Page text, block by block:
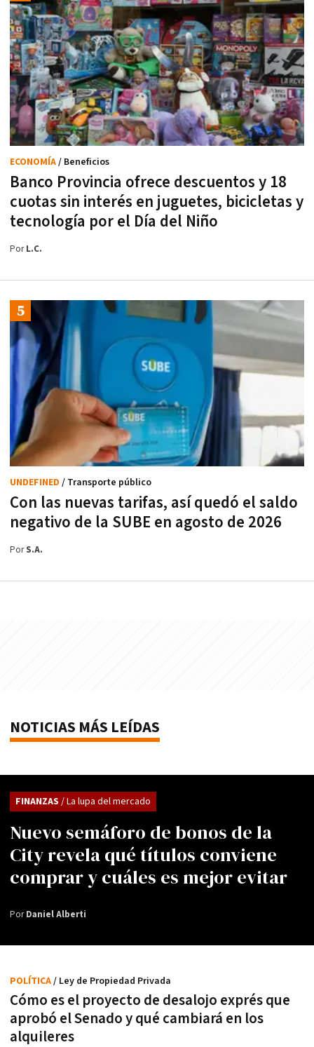
Banco Provincia ofrece descuentos y 18
cuotas sin interés en juguetes, bicicletas y
tecnología por el Día del Niño
ECONOMÍA/ Beneficios
PorL.C.
Con las nuevas tarifas, así quedó el saldo
negativo de la SUBE en agosto de 2026
UNDEFINED / Transporte público
PorS.A.
NOTICIAS MÁS LEÍDAS
Nuevo semáforo de bonos de la
City revela qué títulos conviene
comprar y cuáles es mejor evitar
FINANZAS / La lupa del mercado
PorDaniel Alberti
Cómo es el proyecto de desalojo exprés que
aprobó el Senado y qué cambiará en los
alquileres
POLÍTICA/ Ley de Propiedad Privada